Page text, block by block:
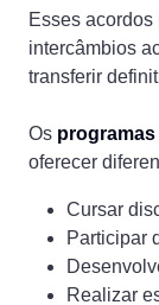
Esses
intercâmbios
transferir
Os
oferecer
Cursar
Participar
Realizar